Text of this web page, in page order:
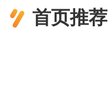
首页推荐